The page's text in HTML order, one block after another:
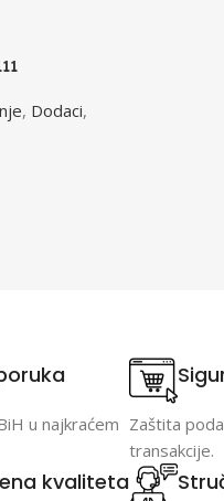
, Dodaci,
u najkraćem Zaštita
transakcije.
kvaliteta